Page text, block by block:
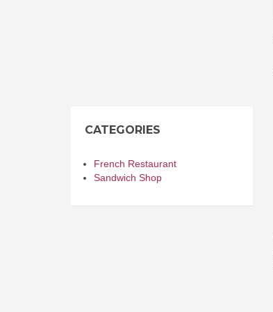
CATEGORIES
French Restaurant
Sandwich Shop